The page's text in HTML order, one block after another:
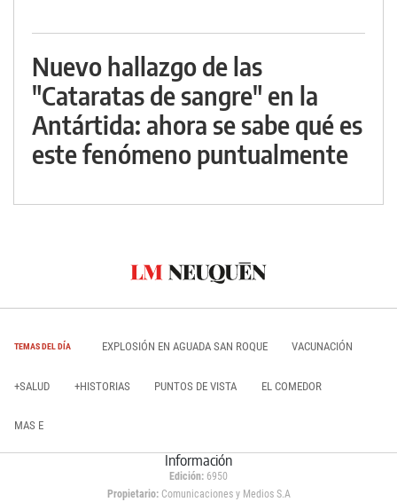
Nuevo hallazgo de las
"Cataratas de sangre" en la
Antártida: ahora se sabe qué es
este fenómeno puntualmente
TEMAS DEL DÍA EXPLOSIÓN EN AGUADA SAN ROQUE VACUNACIÓN
+SALUD +HISTORIAS PUNTOS DE VISTA EL COMEDOR
MAS E
Información
Edición: 6950
Propietario:Comunicaciones y Medios S.A